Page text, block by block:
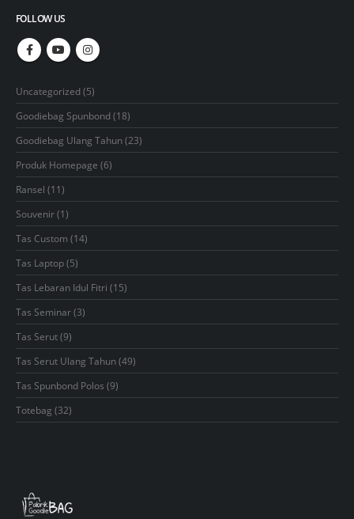
FOLLOW US
Uncategorized 55
products
Goodiebag Spunbond 1818
products
Goodiebag Ulang Tahun 2323
products
Produk Homepage 66
products
Ransel 1111
products
Souvenir 11
product
Tas Custom 1414
products
Tas Laptop 55
products
Tas Lebaran Idul Fitri 1515
products
Tas Seminar 33
products
Tas Serut 99
products
Tas Serut Ulang Tahun 4949
products
Tas Spunbond Polos 99
products
Totebag 3232
products